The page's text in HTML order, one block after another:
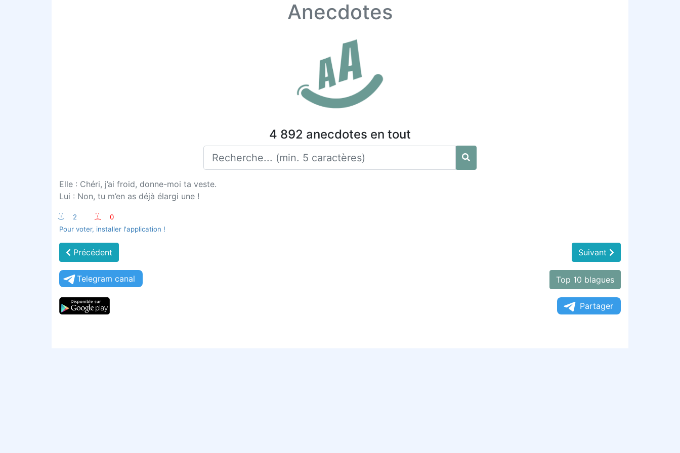
Anecdotes
4 892 anecdotes en tout
Elle : Chéri, j’ai froid, donne-moi ta veste.
Lui : Non, tu m’en as déjà élargi une !
:-) 2 :-(
0
Pour voter, installer l'application !
Précédent Suivant
Telegram canal Top 10 blagues
Partager